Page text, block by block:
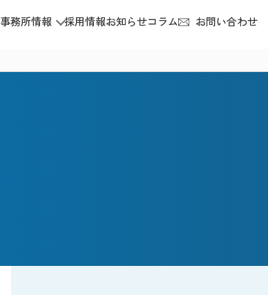
事務所情報 採用情報お知らせコラム お問い合わせ